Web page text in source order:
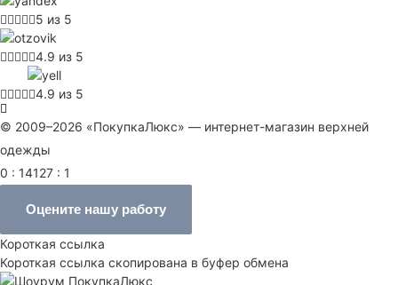
5 из 5
4.9 из 5
4.9 из 5
© 2009–2026 «ПокупкаЛюкс» — интернет-магазин верхней
одежды
0 : 14127 : 1
Оцените нашу работу
Короткая ссылка
Короткая ссылка скопирована в буфер обмена